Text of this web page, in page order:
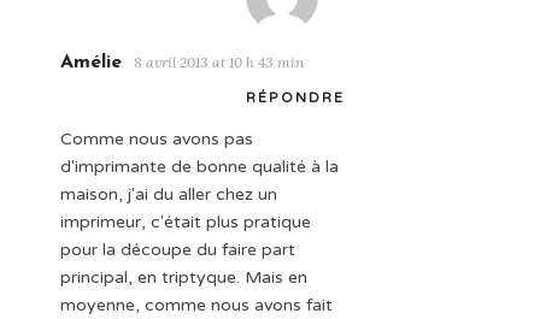
Amélie 8 avril 2013 at 10 h 43 min
RÉPONDRE
Comme nous avons pas
d'imprimante de bonne qualité à la
maison, j'ai du aller chez un
imprimeur, c'était plus pratique
pour la découpe du faire part
principal, en triptyque. Mais en
moyenne, comme nous avons fait